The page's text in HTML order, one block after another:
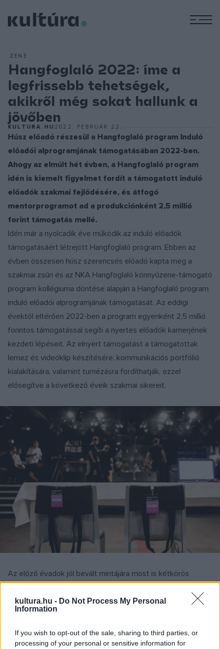
kultura.hu - Do Not Process My Personal
Information
If you wish to opt-out of the sale, sharing to third parties, or
processing of your personal or sensitive information for
ZENE
Hangfoglaló 2022: íme a
legfrissebb tehetségek,
akikről még sokat hallunk a
jövőben
KULTURA.HU 2022. FEBRUÁR 22.
Húsz előadó részesül a Hangfoglaló program Induló
előadói alprogramjának támogatásában 2022-ben.
Ahogy az elmúlt hét évben, a Hangfoglaló program
idén is kiemelt figyelmet fordít a támogatott induló
előadók szakmai fejlődésére, és átfogó
mentorprogramot ad a produkciónként 2,5 millió
forint támogatás mellé.
Idén már a nyolcadik éve működik az induló előadók
támogatásáért létrejött Hangfoglaló program. Ebben az
évben összesen húsz szerencsés előadó kapta meg a
szakmai zsűri és az NKA Hangfoglaló könnyűzene-támogató
program kollégiuma döntése alapján a Hangfoglaló program
induló előadói alprogramjának támogatását. Az eddigi
évektől eltérően 2022-ben a program egyenként 2,5 millió
forintos támogatással segíti a nyertes előadók karrierjének
kezdeti lépéseit. Az elnyert támogatást a támogatottak
lemez és videóklip készítésére, kommunikációs portfólió
kialakítására, valamint turnézásra fordíthatják, ezzel
elősegítve a következő éveik szakmai sikereit.
Az előző évadok jól bevált mintájára most is kétkörös
pályázati felhívást is hatalmas érdeklődés övezte, hiszen
szakmai előzsűri véleményére alapozva alakította ki azt a
rangsort, amelynek legjobbjai élőben is megmutatkozhattak